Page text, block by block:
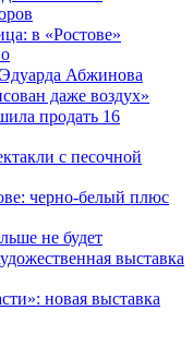
в «Ростове»
Абжинова
даже воздух»
продать 16
с песочной
черно-белый плюс
не будет
выставка
новая выставка